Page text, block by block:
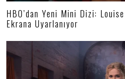
HBO’dan Yeni Mini Dizi:
Ekrana Uyarlanıyor